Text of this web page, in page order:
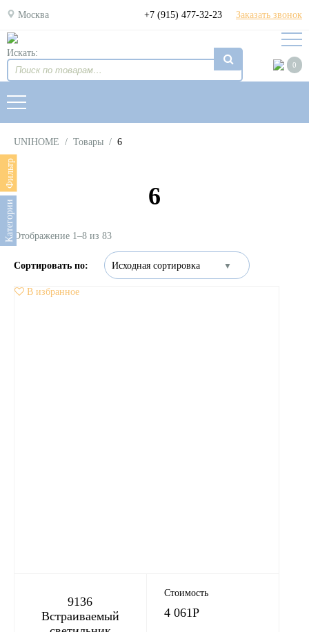
Москва +7 (915) 477-32-23 Заказать звонок
Искать:
0
UNIHOME / Товары / 6
Фильтр
Категории
6
Отображение 1–8 из 83
В избранное
9136
Встраиваемый
Стоимость
4 061Р